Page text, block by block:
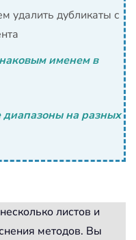
удалить дубликаты с
именем в
на разных
листов и
методов. Вы